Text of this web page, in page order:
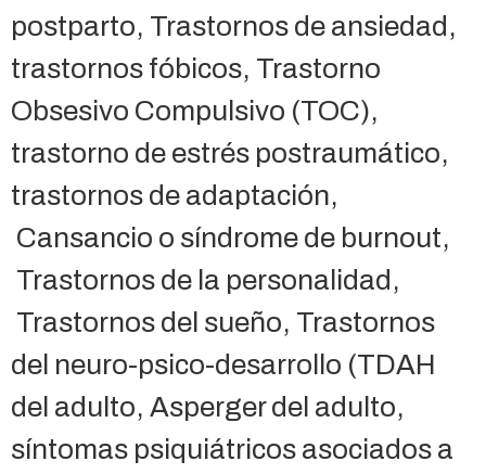
postparto, Trastornos de ansiedad,
trastornos fóbicos, Trastorno
Obsesivo Compulsivo (TOC),
trastorno de estrés postraumático,
trastornos de adaptación,
Cansancio o síndrome de burnout,
Trastornos de la personalidad,
Trastornos del sueño, Trastornos
del neuro-psico-desarrollo (TDAH
del adulto, Asperger del adulto,
síntomas psiquiátricos asociados a